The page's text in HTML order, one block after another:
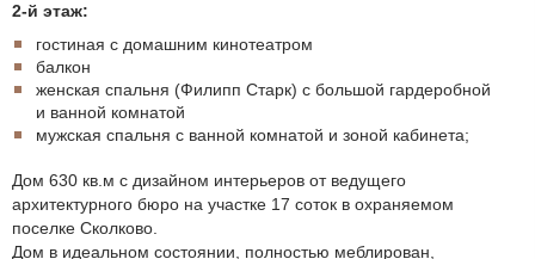
2-й этаж:
гостиная с домашним кинотеатром
балкон
женская спальня (Филипп Старк) с большой гардеробной
и ванной комнатой
мужская спальня с ванной комнатой и зоной кабинета;
Дом 630 кв.м с дизайном интерьеров от ведущего
архитектурного бюро на участке 17 соток в охраняемом
поселке Сколково.
Дом в идеальном состоянии, полностью меблирован,